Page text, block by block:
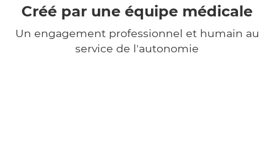
Créé par une équipe médicale
Un engagement professionnel et humain au
service de l'autonomie